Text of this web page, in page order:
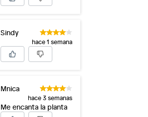
Sindy
hace 1 semana
Mnica
hace 3 semanas
Me encanta la planta